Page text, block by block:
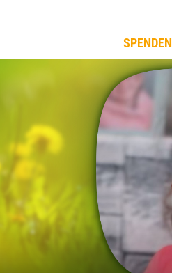
SPENDEN